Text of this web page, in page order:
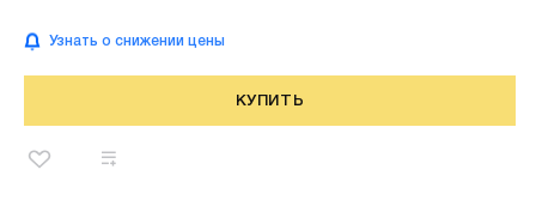
Узнать о снижении цены
КУПИТЬ